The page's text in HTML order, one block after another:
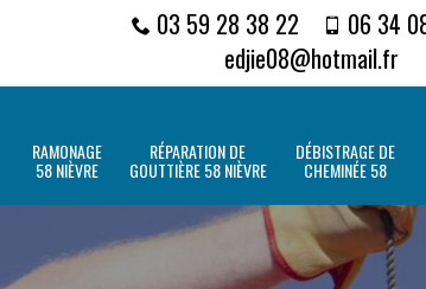
03 59 28 38 22
06 34
edjie08@hotmail.fr
RAMONAGE
58 NIÈVRE
RÉPARATION DE
GOUTTIÈRE 58 NIÈVRE
DÉBISTRAGE DE
CHEMINÉE 58